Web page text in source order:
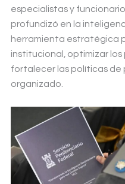
especialistas y
profundizó en la
herramienta estratégica
institucional, optimizar
fortalecer las políticas de
organizado.